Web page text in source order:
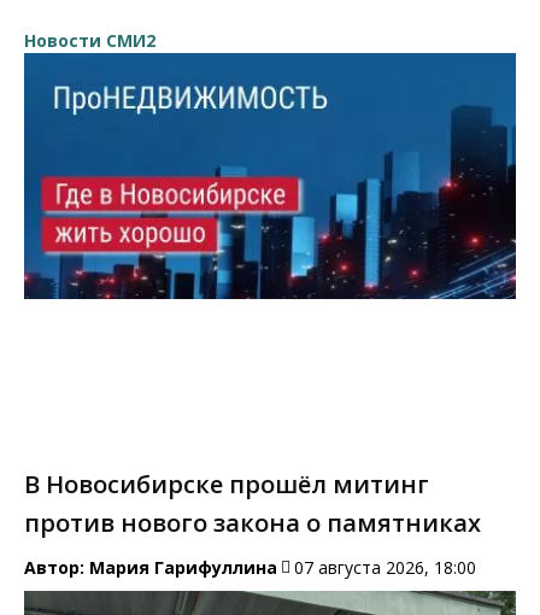
Новости СМИ2
В Новосибирске прошёл митинг
против нового закона о памятниках
Автор: Мария Гарифуллина 07 августа 2026, 18:00